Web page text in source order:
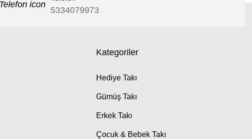
5334079973
Kategoriler
Hediye Takı
Gümüş Takı
Erkek Takı
Çocuk & Bebek Takı